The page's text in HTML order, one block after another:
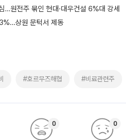
…원전주 묶인 현대·대우건설 6%대 강세
상원 문턱서 제동
#호르무즈해협 #비료관련주
0 0